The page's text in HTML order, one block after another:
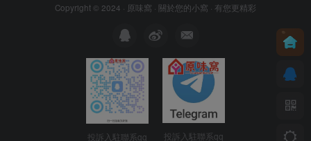
Copyright © 2024 · 原味窩 · 關於您的小窩 · 有您更精彩
投訴入駐聯系qq 投訴入駐聯系qq